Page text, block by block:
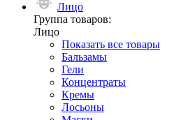
Лицо
Группа товаров:
Лицо
Показать все товары
Бальзамы
Гели
Концентраты
Кремы
Лосьоны